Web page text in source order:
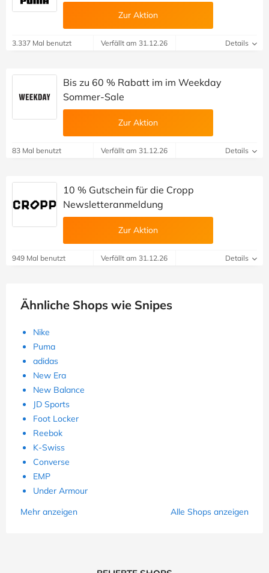
Zur Aktion
3.337 Mal benutzt Verfällt am 31.12.26 Details
Bis zu 60 % Rabatt im im Weekday
Sommer-Sale
Zur Aktion
83 Mal benutzt Verfällt am 31.12.26 Details
10 % Gutschein für die Cropp
Newsletteranmeldung
Zur Aktion
949 Mal benutzt Verfällt am 31.12.26 Details
Ähnliche Shops wie Snipes
Nike
Puma
adidas
New Era
New Balance
JD Sports
Foot Locker
Reebok
K-Swiss
Converse
EMP
Under Armour
Mehr anzeigen
Alle Shops anzeigen